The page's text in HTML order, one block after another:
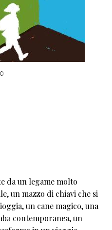
da un legame molto
un mazzo di chiavi che si
un cane magico, una
contemporanea, un